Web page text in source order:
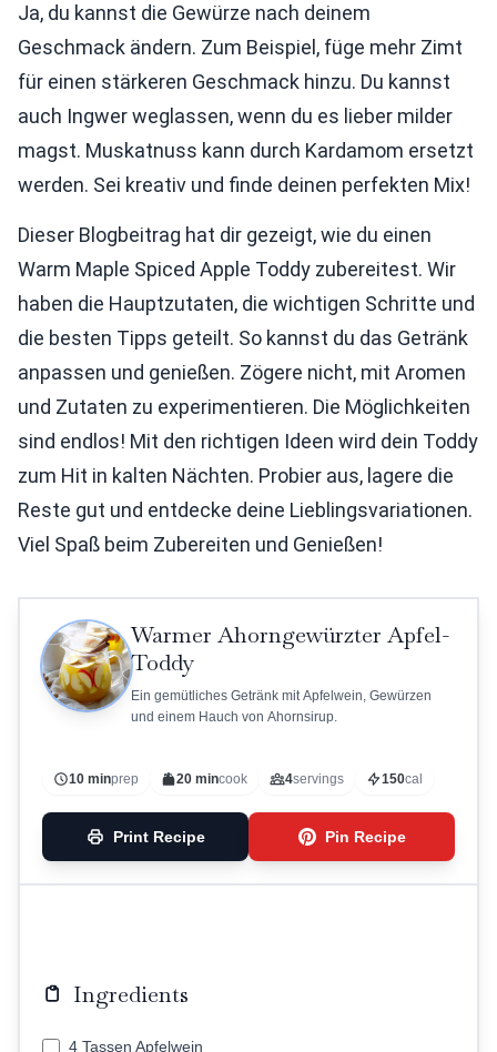
Ja, du kannst die Gewürze nach deinem
Geschmack ändern. Zum Beispiel, füge mehr Zimt
für einen stärkeren Geschmack hinzu. Du kannst
auch Ingwer weglassen, wenn du es lieber milder
magst. Muskatnuss kann durch Kardamom ersetzt
werden. Sei kreativ und finde deinen perfekten Mix!
Dieser Blogbeitrag hat dir gezeigt, wie du einen
Warm Maple Spiced Apple Toddy zubereitest. Wir
haben die Hauptzutaten, die wichtigen Schritte und
die besten Tipps geteilt. So kannst du das Getränk
anpassen und genießen. Zögere nicht, mit Aromen
und Zutaten zu experimentieren. Die Möglichkeiten
sind endlos! Mit den richtigen Ideen wird dein Toddy
zum Hit in kalten Nächten. Probier aus, lagere die
Reste gut und entdecke deine Lieblingsvariationen.
Viel Spaß beim Zubereiten und Genießen!
Warmer Ahorngewürzter Apfel-
Toddy
Ein gemütliches Getränk mit Apfelwein, Gewürzen
und einem Hauch von Ahornsirup.
10 minprep 20 mincook 4servings 150cal
Print Recipe Pin Recipe
Ingredients
4 Tassen Apfelwein